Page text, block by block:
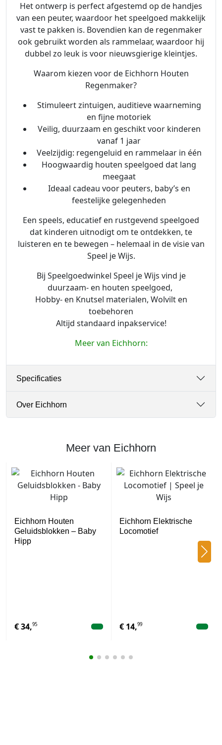
k
Het ontwerp is perfect afgestemd op de handjes
van een peuter, waardoor het speelgoed makkelijk
vast te pakken is. Bovendien kan de regenmaker
ook gebruikt worden als rammelaar, waardoor hij
dubbel zo leuk is voor nieuwsgierige kleintjes.
Waarom kiezen voor de Eichhorn Houten
Regenmaker?
Stimuleert zintuigen, auditieve waarneming
en fijne motoriek
Veilig, duurzaam en geschikt voor kinderen
vanaf 1 jaar
Veelzijdig: regengeluid en rammelaar in één
Hoogwaardig houten speelgoed dat lang
meegaat
Ideaal cadeau voor peuters, baby’s en
feestelijke gelegenheden
Een speels, educatief en rustgevend speelgoed
dat kinderen uitnodigt om te ontdekken, te
luisteren en te bewegen – helemaal in de visie van
Speel je Wijs.
Bij Speelgoedwinkel Speel je Wijs vind je
duurzaam- en houten speelgoed,
Hobby- en Knutsel materialen, Wolvilt en
toebehoren
Altijd standaard inpakservice!
Meer van Eichhorn:
Specificaties
Over Eichhorn
Meer van Eichhorn
Eichhorn Houten
Geluidsblokken – Baby
Hipp
€34,95
Eichhorn Elektrische
Locomotief
€ 14,99